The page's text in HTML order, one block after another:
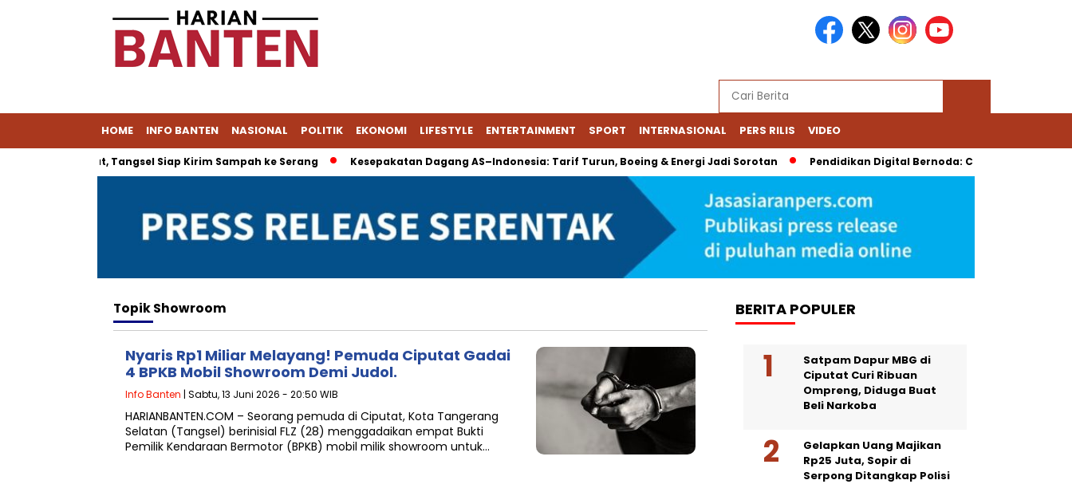
HOME INFO BANTEN NASIONAL POLITIK EKONOMI LIFESTYLE ENTERTAINMENT SPORT INTERNASIONAL PERS RILIS VIDEO
Tak Lagi Muat, Tangsel Siap Kirim Sampah ke Serang Kesepakatan Dagang AS–Indonesia: Tarif Turun, Boeing & Energi Jadi Sorotan Pendidikan Digital Bernoda: Chromebook
TopikShowroom
Nyaris Rp1 Miliar Melayang! Pemuda Ciputat Gadai
4 BPKB Mobil Showroom Demi Judol.
Info Banten | Sabtu, 13 Juni 2026 - 20:50 WIB
HARIANBANTEN.COM – Seorang pemuda di Ciputat, Kota Tangerang
Selatan (Tangsel) berinisial FLZ (28) menggadaikan empat Bukti
Pemilik Kendaraan Bermotor (BPKB) mobil milik showroom untuk…
BERITA POPULER
Satpam Dapur MBG di
Ciputat Curi Ribuan
Ompreng, Diduga Buat
Beli Narkoba
Gelapkan Uang Majikan
Rp25 Juta, Sopir di
Serpong Ditangkap Polisi